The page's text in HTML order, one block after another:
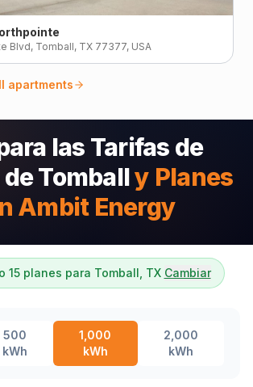
Blvd, Tomball, TX 77377, USA
apartments
las Tarifas de
Tombally Planes
Ambit Energy
15 planes para Tomball, TX Cambiar
500
kWh
1,000
kWh
2,000
kWh